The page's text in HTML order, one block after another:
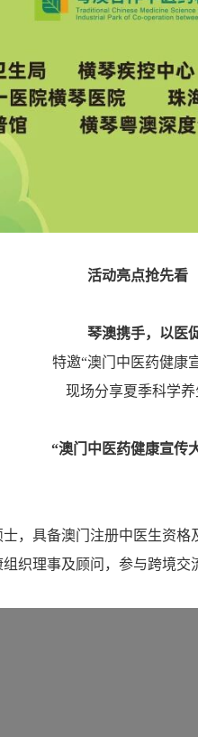
活动亮点抢先看
琴澳携手，以医
特邀“澳门中医药健康
现场分享夏季科学养
“澳门中医药健康宣传
，具备澳门注册中医生资格
织理事及顾问，参与跨境交